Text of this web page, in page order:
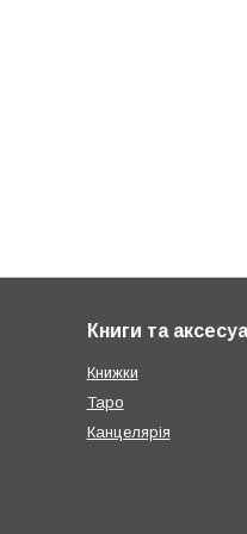
Книги та
Книжки
Таро
Канцелярія